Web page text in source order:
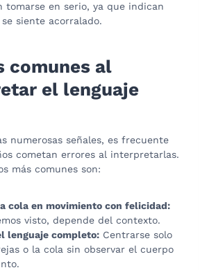
tomarse en serio, ya que indican
siente acorralado.
comunes al
el lenguaje
numerosas señales, es frecuente
cometan errores al interpretarlas.
más comunes son:
cola en movimiento con felicidad:
visto, depende del contexto.
lenguaje completo: Centrarse solo
o la cola sin observar el cuerpo